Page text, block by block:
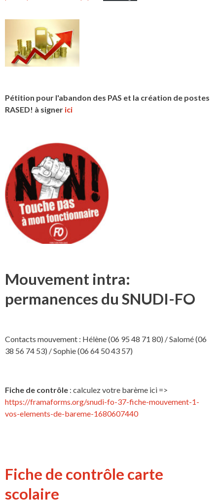
Pétition pour l'abandon des PAS et la création de postes
RASED! à signer ici
Mouvement intra:
permanences du SNUDI-FO
Contacts mouvement : Hélène (06 95 48 71 80) / Salomé (06
38 56 74 53) / Sophie (06 64 50 43 57)
Fiche de contrôle : calculez votre barème ici =>
https://framaforms.org/snudi-fo-37-fiche-mouvement-1-
vos-elements-de-bareme-1680607440
Fiche de contrôle carte
scolaire